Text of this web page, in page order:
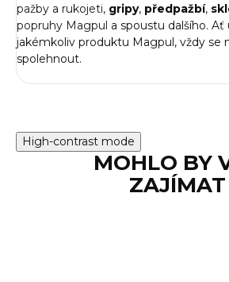
pažby a rukojeti, gripy, předpažbí,
popruhy Magpul a spoustu dalšího.
jakémkoliv produktu Magpul, vždy se
spolehnout.
High-contrast mode
MOHLO BY
ZAJÍMAT